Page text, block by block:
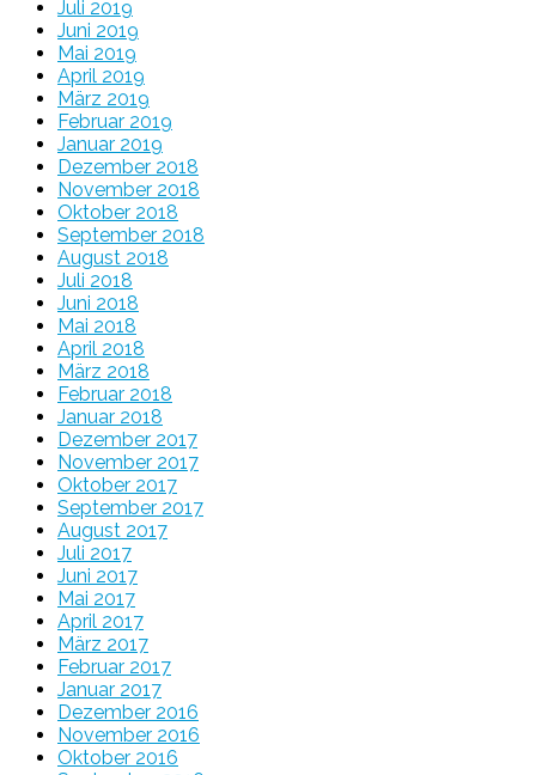
Juli 2019
Juni 2019
Mai 2019
April 2019
März 2019
Februar 2019
Januar 2019
Dezember 2018
November 2018
Oktober 2018
September 2018
August 2018
Juli 2018
Juni 2018
Mai 2018
April 2018
März 2018
Februar 2018
Januar 2018
Dezember 2017
November 2017
Oktober 2017
September 2017
August 2017
Juli 2017
Juni 2017
Mai 2017
April 2017
März 2017
Februar 2017
Januar 2017
Dezember 2016
November 2016
Oktober 2016